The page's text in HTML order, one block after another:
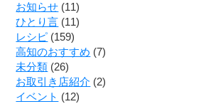
お知らせ (11)
ひとり言 (11)
レシピ (159)
高知のおすすめ (7)
未分類 (26)
お取引き店紹介 (2)
イベント (12)